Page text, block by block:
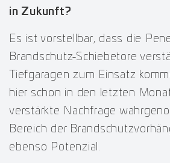
in Zukunft?
Es ist vorstellbar, dass die
Brandschutz-Schiebetore
Tiefgaragen zum Einsatz
hier schon in den letzten
verstärkte Nachfrage
Bereich der
ebenso Potenzial.